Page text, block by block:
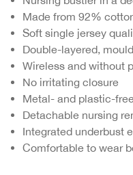
Made from 92%
Soft single jersey
Double-layered,
Wireless and without
No irritating closure
Metal- and plastic-free
Detachable nursing
Integrated underbust
Comfortable to wear